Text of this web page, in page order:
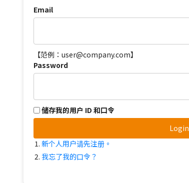
Email
【范例：user@company.com】
Password
储存我的用户 ID 和口令
Login
新个人用户请先注册。
我忘了我的口令？